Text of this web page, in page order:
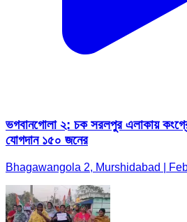
ভগবানগোলা ২: চক সরলপুর এলাকায়
যোগদান ১৫০ জনের
Bhagawangola 2, Murshidabad |